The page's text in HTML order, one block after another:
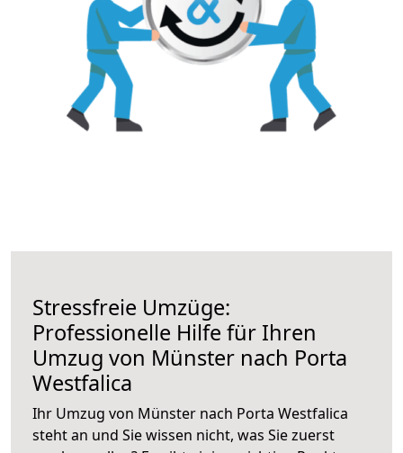
Stressfreie Umzüge:
Professionelle Hilfe für Ihren
Umzug von Münster nach Porta
Westfalica
Ihr Umzug von Münster nach Porta Westfalica
steht an und Sie wissen nicht, was Sie zuerst